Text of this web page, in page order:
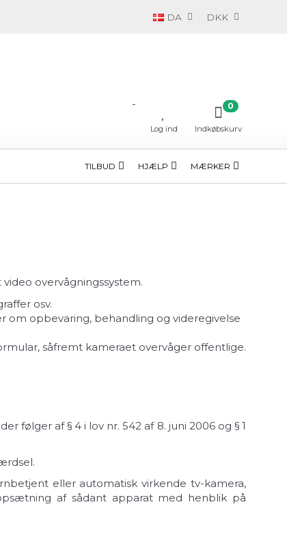
DA DKK
-
Log ind Indkøbskurv
0
TILBUD HJÆLP MÆRKER
overvågningssystem.
osv.
om opbevaring, behandling og videregivelse
såfremt kameraet overvåger offentlige.
følger af § 4 i lov nr. 542 af 8. juni 2006 og § 1
eller automatisk virkende tv-kamera,
af sådant apparat med henblik på